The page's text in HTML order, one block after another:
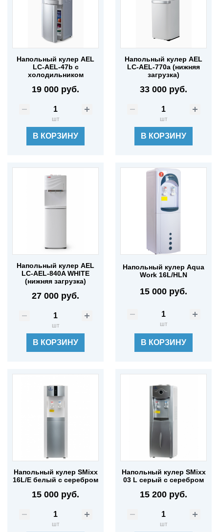
Напольный кулер AEL
LC-AEL-47b с
холодильником
19 000 руб.
шт
В КОРЗИНУ
Напольный кулер AEL
LC-AEL-770a (нижняя
загрузка)
33 000 руб.
шт
В КОРЗИНУ
Напольный кулер AEL
LC-AEL-840A WHITE
(нижняя загрузка)
27 000 руб.
шт
В КОРЗИНУ
Напольный кулер Aqua
Work 16L/HLN
15 000 руб.
шт
В КОРЗИНУ
Напольный кулер SMixx
16L/E белый с серебром
15 000 руб.
шт
Напольный кулер SMixx
03 L серый с серебром
15 200 руб.
шт